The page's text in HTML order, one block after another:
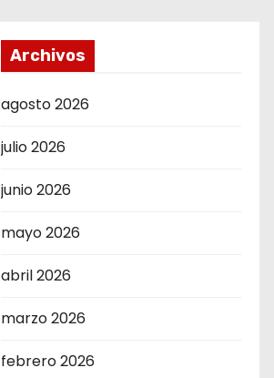
Archivos
agosto 2026
julio 2026
junio 2026
mayo 2026
abril 2026
marzo 2026
febrero 2026